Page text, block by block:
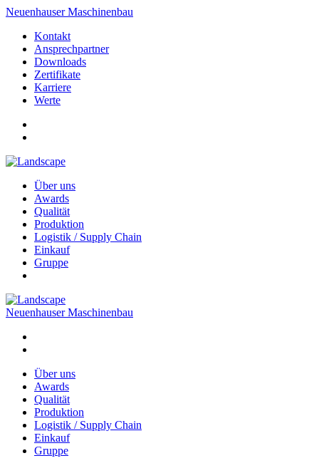
Neuenhauser Maschinenbau
Kontakt
Ansprechpartner
Downloads
Zertifikate
Karriere
Werte
Über uns
Awards
Qualität
Produktion
Logistik / Supply Chain
Einkauf
Gruppe
Neuenhauser Maschinenbau
Über uns
Awards
Qualität
Produktion
Logistik / Supply Chain
Einkauf
Gruppe